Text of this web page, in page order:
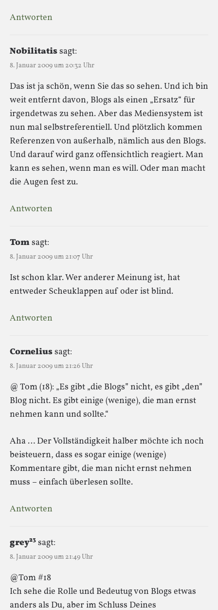
Antworten
Nobilitatissagt:
8. Januar 2009 um 20:32 Uhr
Das ist ja schön, wenn Sie das so sehen. Und ich bin
weit entfernt davon, Blogs als einen „Ersatz“ für
irgendetwas zu sehen. Aber das Mediensystem ist
nun mal selbstreferentiell. Und plötzlich kommen
Referenzen von außerhalb, nämlich aus den Blogs.
Und darauf wird ganz offensichtlich reagiert. Man
kann es sehen, wenn man es will. Oder man macht
die Augen fest zu.
Antworten
Tomsagt:
8. Januar 2009 um 21:07 Uhr
Ist schon klar. Wer anderer Meinung ist, hat
entweder Scheuklappen auf oder ist blind.
Antworten
Corneliussagt:
8. Januar 2009 um 21:26 Uhr
@ Tom (18): „Es gibt „die Blogs” nicht, es gibt „den”
Blog nicht. Es gibt einige (wenige), die man ernst
nehmen kann und sollte.“
Aha … Der Vollständigkeit halber möchte ich noch
beisteuern, dass es sogar einige (wenige)
Kommentare gibt, die man nicht ernst nehmen
muss – einfach überlesen sollte.
Antworten
grey²³sagt:
8. Januar 2009 um 21:49 Uhr
@Tom #18
Ich sehe die Rolle und Bedeutug von Blogs etwas
anders als Du, aber im Schluss Deines